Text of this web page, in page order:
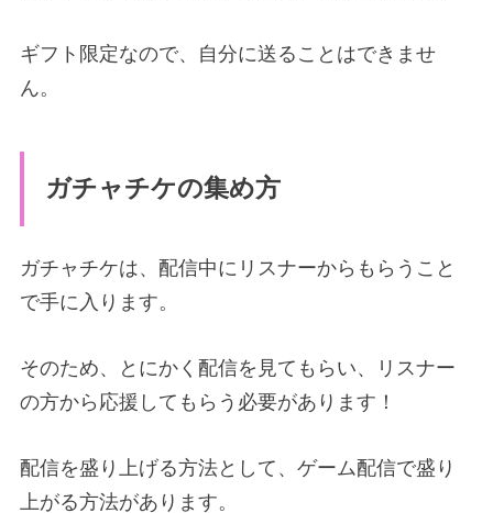
ギフト限定なので、自分に送ることはできませ
ん。
ガチャチケの集め方
ガチャチケは、配信中にリスナーからもらうこと
で手に入ります。
そのため、とにかく配信を見てもらい、リスナー
の方から応援してもらう必要があります！
配信を盛り上げる方法として、ゲーム配信で盛り
上がる方法があります。